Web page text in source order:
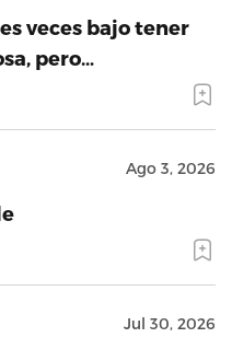
veces bajo tener
pero…
Ago 3, 2026
Jul 30, 2026